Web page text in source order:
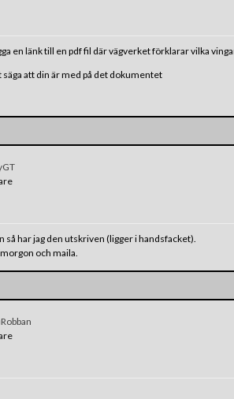
en länk till en pdf fil där vägverket förklarar vilka
att din är med på det dokumentet
så har jag den utskriven (ligger i handsfacket).
och maila.